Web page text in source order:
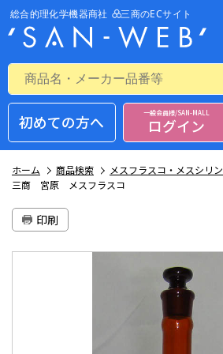
初めての方へ 一般会員様/SAN-MALL
ログイン
ホーム 商品検索
メスフラスコ・メスシリ
三商 宮原 メスフラスコ
印刷